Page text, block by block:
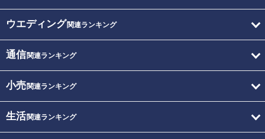
ウエディング関連ランキング
通信関連ランキング
小売関連ランキング
生活関連ランキング